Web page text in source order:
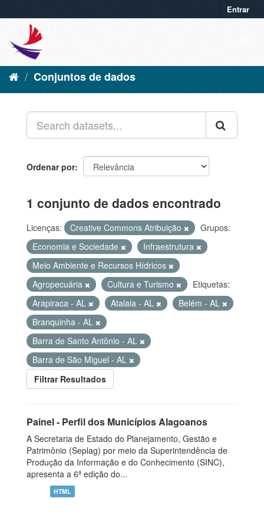
Entrar
Conjuntos de dados
Ordenar por
1 conjunto de dados encontrado
Licenças: Creative Commons Atribuição
Grupos:
Economia e Sociedade
Infraestrutura
Meio Ambiente e Recursos Hídricos
Agropecuária
Cultura e Turismo
Etiquetas:
Arapiraca - AL
Atalaia - AL
Belém - AL
Branquinha - AL
Barra de Santo Antônio - AL
Barra de São Miguel - AL
Filtrar Resultados
Painel - Perfil dos Municípios Alagoanos
A Secretaria de Estado do Planejamento, Gestão e
Patrimônio (Seplag) por meio da Superintendência de
Produção da Informação e do Conhecimento (SINC),
apresenta a 6ª edição do...
HTML